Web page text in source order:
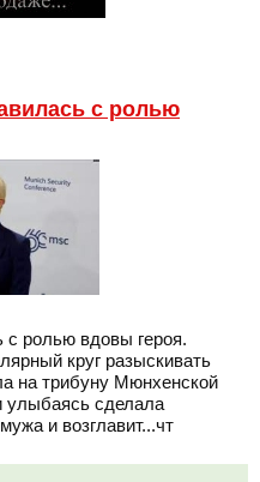
с ролью
ролью вдовы героя.
круг разыскивать
на трибуну Мюнхенской
улыбаясь сделала
и возглавит...чт